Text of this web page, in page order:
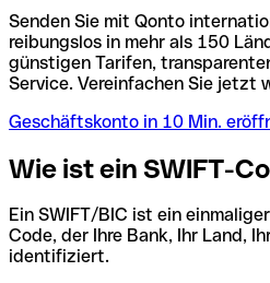
Senden Sie mit Qonto
reibungslos in mehr als 150
günstigen Tarifen,
Service. Vereinfachen Sie jetzt
Geschäftskonto in 10 Min.
Wie ist ein SWIFT-
Ein SWIFT/BIC ist ein
Code, der Ihre Bank, Ihr Land,
identifiziert.